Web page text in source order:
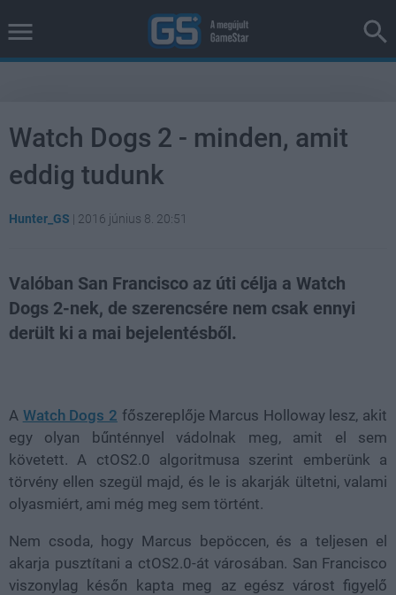
Watch Dogs 2 - minden, amit
eddig tudunk
Hunter_GS | 2016 június 8. 20:51
Valóban San Francisco az úti célja a Watch
Dogs 2-nek, de szerencsére nem csak ennyi
derült ki a mai bejelentésből.
A Watch Dogs 2 főszereplője Marcus Holloway lesz, akit
egy olyan bűnténnyel vádolnak meg, amit el sem
követett. A ctOS2.0 algoritmusa szerint emberünk a
törvény ellen szegül majd, és le is akarják ültetni, valami
olyasmiért, ami még meg sem történt.
Nem csoda, hogy Marcus bepöccen, és a teljesen el
akarja pusztítani a ctOS2.0-át városában. San Francisco
viszonylag későn kapta meg az egész várost figyelő